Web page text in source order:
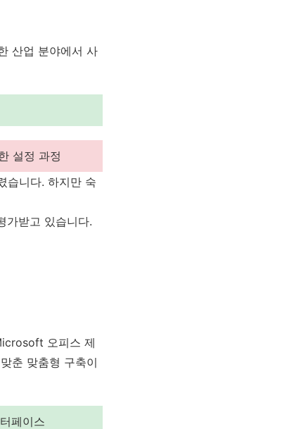
산업 분야에서 사
설정 과정
습니다. 하지만 숙
가받고 있습니다.
오피스 제
춘 맞춤형 구축이
페이스